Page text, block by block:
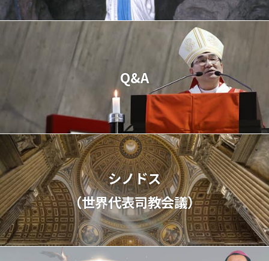
Q&A
シノドス
（世界代表司教会議）